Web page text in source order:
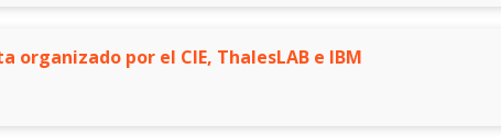
organizado por el CIE, ThalesLAB e IBM